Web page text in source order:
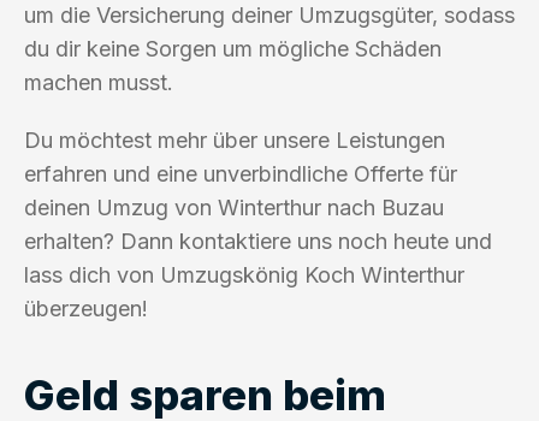
um die Versicherung deiner Umzugsgüter, sodass
du dir keine Sorgen um mögliche Schäden
machen musst.
Du möchtest mehr über unsere Leistungen
erfahren und eine unverbindliche Offerte für
deinen Umzug von Winterthur nach Buzau
erhalten? Dann kontaktiere uns noch heute und
lass dich von Umzugskönig Koch Winterthur
überzeugen!
Geld sparen beim